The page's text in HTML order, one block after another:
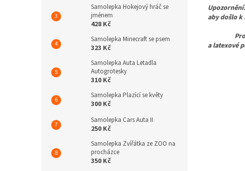
Samolepka Hokejový hráč se
jménem
428 Kč
Samolepka Minecraft se psem
323 Kč
Samolepka Auta Letadla
Autogrotesky
310 Kč
Samolepka Plazící se květy
300 Kč
Samolepka Cars Auta II
250 Kč
Samolepka Zvířátka ze ZOO na
procházce
350 Kč
aby došlo
Pro
a latexové